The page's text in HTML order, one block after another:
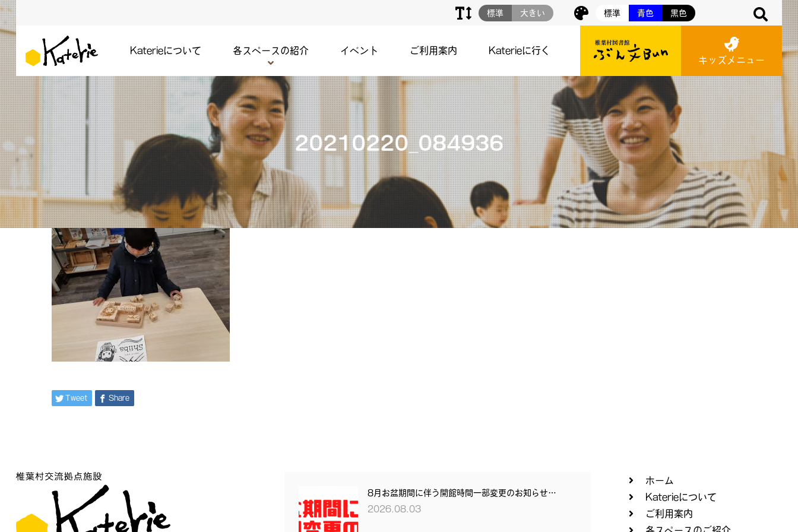
標準 青色 黒色
標準 大きい
Katerieについて 各スペースの紹介 イベント ご利用案内
Katerieに行く
キッズメニュー
20210220_084936
Tweet Share
8月お盆期間に伴う開館時間一部変更のお知らせ…
2026.08.03
ホーム
Katerieについて
ご利用案内